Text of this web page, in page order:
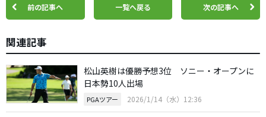
前の記事へ 一覧へ戻る 次の記事へ
関連記事
松山英樹は優勝予想3位 ソニー・オープンに
日本勢10人出場
PGAツアー 2026/1/14（水）12:36